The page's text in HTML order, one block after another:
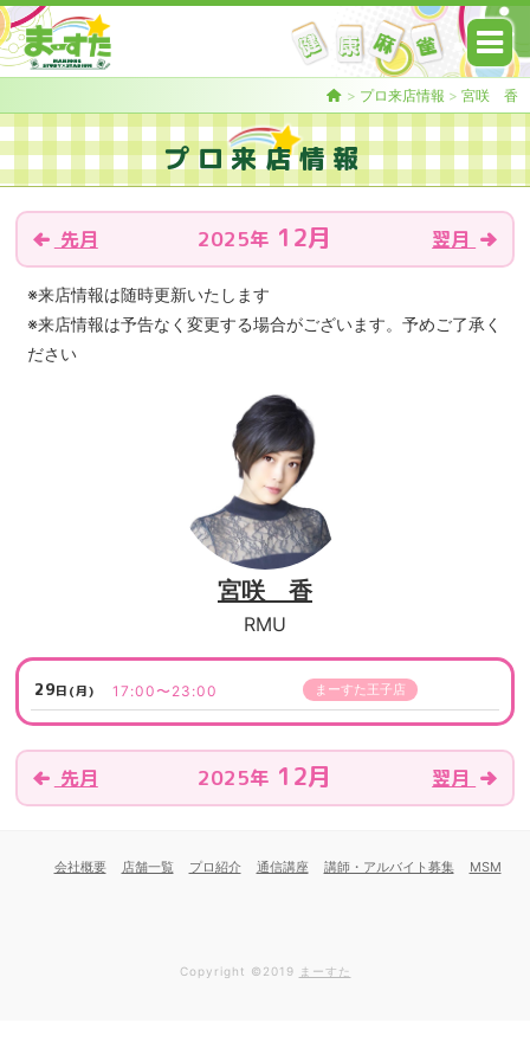
> プロ来店情報 > 宮咲 香
プロ来店情報
先月 2025年 12月 翌月
※来店情報は随時更新いたします
※来店情報は予告なく変更する場合がございます。予めご了承く
ださい
宮咲 香
RMU
29日(月) 17:00〜23:00 まーすた王子店
先月 2025年 12月 翌月
会社概要 店舗一覧 プロ紹介 通信講座 講師・アルバイト募集 MSM
Copyright ©2019 まーすた